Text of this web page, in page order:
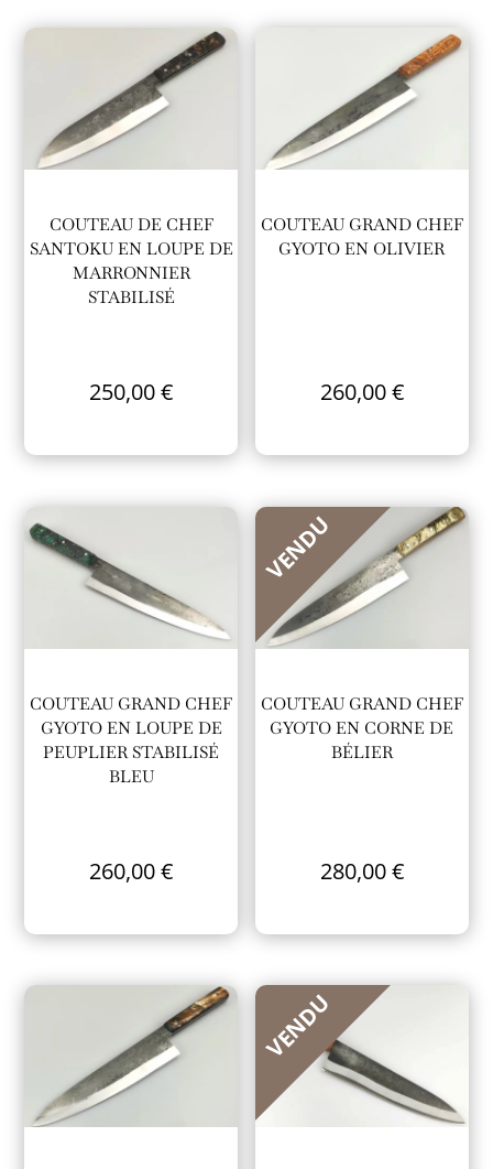
COUTEAU DE CHEF
SANTOKU EN LOUPE DE
MARRONNIER
STABILISÉ
250,00€
COUTEAU GRAND CHEF
GYOTO EN OLIVIER
260,00€
COUTEAU GRAND CHEF
GYOTO EN LOUPE DE
PEUPLIER STABILISÉ
BLEU
260,00€
VENDU
COUTEAU GRAND CHEF
GYOTO EN CORNE DE
BÉLIER
280,00€
VENDU